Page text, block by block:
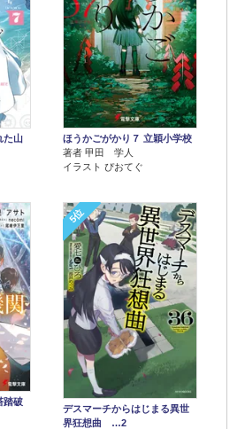
た山
ほうかごがかり７ 立穎小学校
著者 甲田 学人
イラスト ぴおてぐ
踏破
5位
デスマーチからはじまる異世
界狂想曲 …2